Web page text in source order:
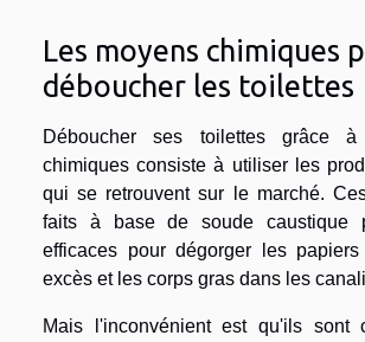
Les moyens chimiques
déboucher les toilettes
Déboucher ses toilettes grâce
chimiques consiste à utiliser les
qui se retrouvent sur le marché.
faits à base de soude caustique
efficaces pour dégorger les
excès et les corps gras dans les
Mais l'inconvénient est qu'ils sont